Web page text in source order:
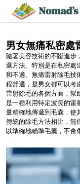
男女無痛私密處
隨著美容技術的不斷進步
選方法。特別是在私密處
和不適。無痛雷射除毛技
程舒適，是男女都可以考
雷射除毛的各個方面，幫
是一種利用特定波長的雷
量精確地傳遞到毛囊，使
傳統的除毛方法相比，無
以準確地瞄準毛囊，不會